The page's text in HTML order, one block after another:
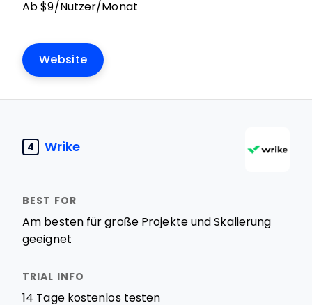
Ab $9/Nutzer/Monat
Website
4 Wrike
Am besten für große Projekte und Skalierung
geeignet
14 Tage kostenlos testen